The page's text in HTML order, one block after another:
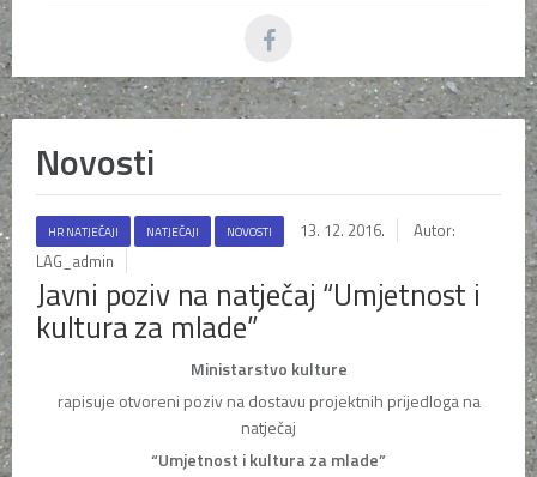
Novosti
HR NATJEČAJI NATJEČAJI NOVOSTI 13. 12. 2016.
Autor:
LAG_admin
Javni poziv na natječaj “Umjetnost i
kultura za mlade”
Ministarstvo kulture
rapisuje otvoreni poziv na dostavu projektnih prijedloga na
natječaj
“Umjetnost i kultura za mlade”